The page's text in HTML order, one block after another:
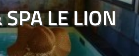
LE LION